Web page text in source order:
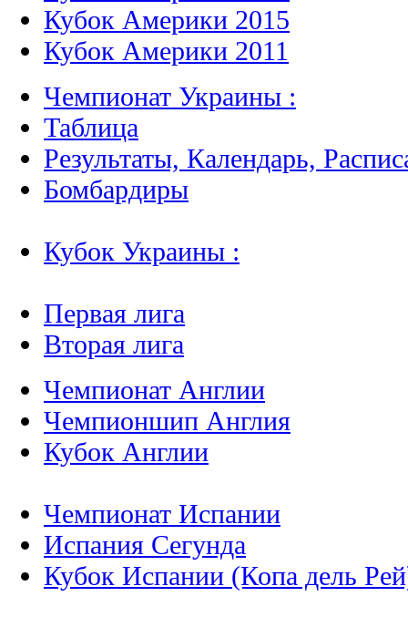
Кубок Америки 2015
Кубок Америки 2011
Чемпионат Украины :
Таблица
Результаты, Календарь,
Бомбардиры
Кубок Украины :
Первая лига
Вторая лига
Чемпионат Англии
Чемпионшип Англия
Кубок Англии
Чемпионат Испании
Испания Сегунда
Кубок Испании (Копа дель